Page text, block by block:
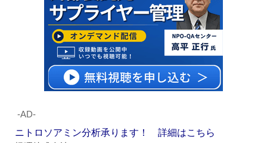
‐AD‐
ニトロソアミン分析承ります！ 詳細はこちら